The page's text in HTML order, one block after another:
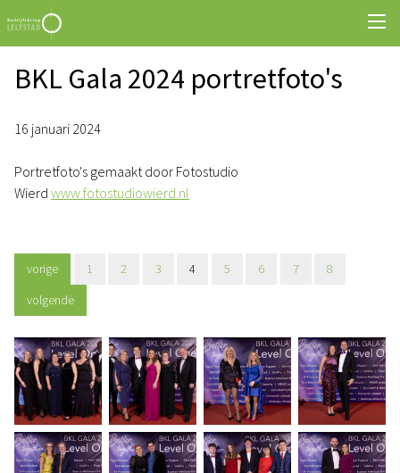
BKL Gala 2024 portretfoto's
16 januari 2024
Portretfoto's gemaakt door Fotostudio
Wierd www.fotostudiowierd.nl
vorige 1 2 3 4 5 6 7
8
volgende